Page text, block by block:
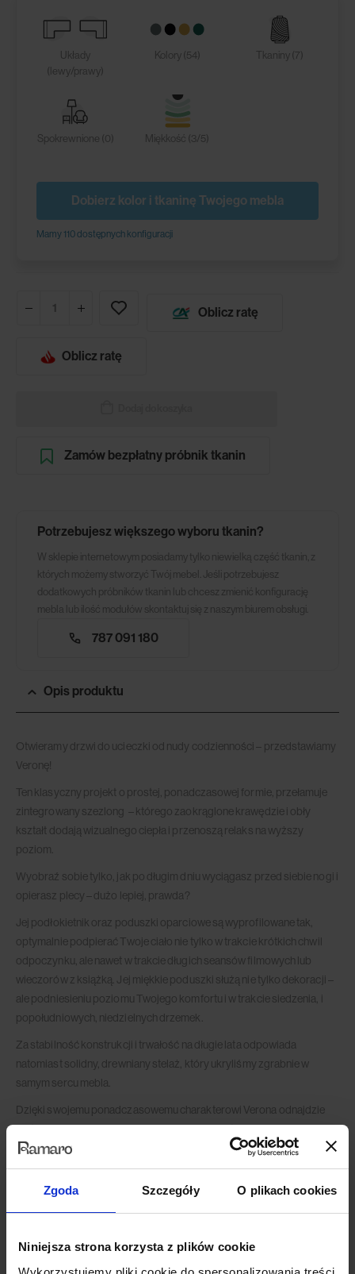
Zgoda Szczegóły O plikach cookies
Niniejsza strona korzysta z plików cookie
Układy
(lewy/prawy)
Kolory (54) Tkaniny (7)
Spokrewnione (0) Miękkość (3/5)
Dobierz kolor i tkaninę Twojego mebla
Mamy 110 dostępnych konfiguracji
Oblicz ratę
Oblicz ratę
Zamów bezpłatny próbnik tkanin
Potrzebujesz większego wyboru tkanin?
W sklepie internetowym posiadamy tylko niewielką część tkanin, z
których możemy stworzyć Twój mebel. Jeśli potrzebujesz
dodatkowych próbników tkanin lub chcesz zmienić konfigurację
mebla lub ilość modułów skontaktuj się z naszym biurem obsługi.
787 091 180
Opis produktu
Otwieramy drzwi do ucieczki od nudy codzienności – przedstawiamy
Veronę!
Ten klasyczny projekt o prostej, ponadczasowej formie, przełamuje
zintegrowany szezlong – którego zaokrąglone krawędzie i obły
kształt dodają wizualnego ciepła i przenoszą relaks na wyższy
poziom.
Wyobraź sobie tylko, jak po długim dniu wyciągasz przed siebie nogi i
opierasz plecy – dużo lepiej, prawda?
Jej podłokietnik oraz poduszki oparciowe są wyprofilowane tak,
optymalnie podpierać Twoje ciało nie tylko w trakcie krótkich chwil
odpoczynku, ale nawet w trakcie długich seansów filmowych lub
wieczorów z książką. Jej miękkie poduszki służą nie tylko dekoracji –
ale podniesieniu poziomu Twojego komfortu i w trakcie siedzenia, i
popołudniowych, niedzielnych drzemek.
Za stabilność konstrukcji i trwałość na długie lata odpowiada
natomiast solidny, drewniany stelaż, który ukryliśmy zgrabnie w
samym sercu mebla.
Dzięki swojemu ponadczasowemu charakterowi Verona odnajdzie
się tak w klasycznych, jak i nowoczesnych wnętrzach – z
powodzeniem postawisz ją też zarówno w salonie, jak pokoju
dziecięcym czy biurowej biblioteczce.